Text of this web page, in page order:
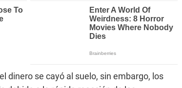
dinero se cayó al suelo, sin embargo, los